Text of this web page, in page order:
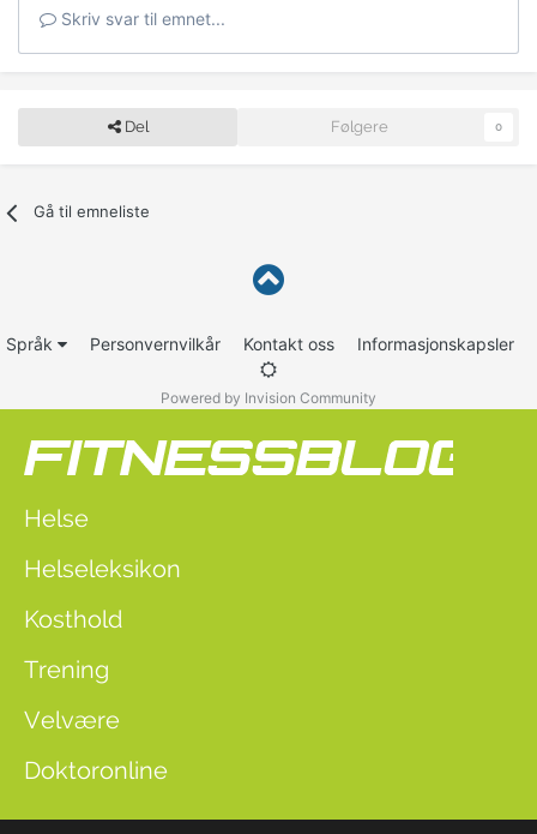
Skriv svar til emnet...
Del Følgere 0
Gå til emneliste
Språk Personvernvilkår Kontakt oss Informasjonskapsler
Powered by Invision Community
Helse
Helseleksikon
Kosthold
Trening
Velvære
Doktoronline